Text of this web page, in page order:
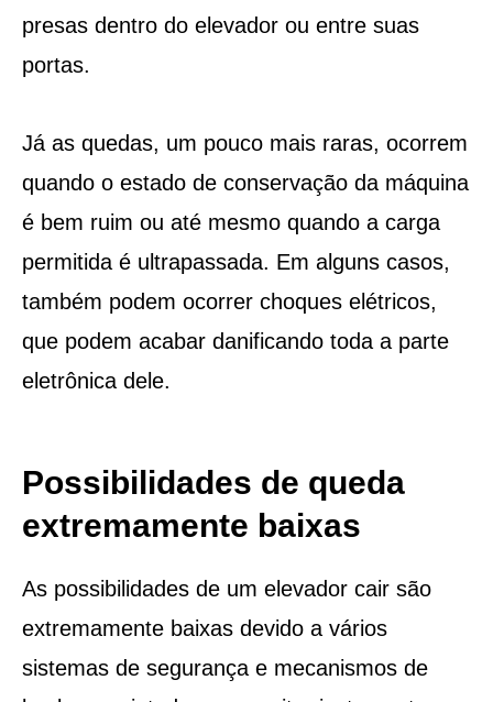
presas dentro do elevador ou entre suas
portas.
Já as quedas, um pouco mais raras, ocorrem
quando o estado de conservação da máquina
é bem ruim ou até mesmo quando a carga
permitida é ultrapassada. Em alguns casos,
também podem ocorrer choques elétricos,
que podem acabar danificando toda a parte
eletrônica dele.
Possibilidades de queda
extremamente baixas
As possibilidades de um elevador cair são
extremamente baixas devido a vários
sistemas de segurança e mecanismos de